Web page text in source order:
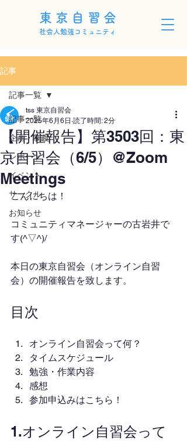
東京自習会
社会人勉強コミュニティ
記事
記事一覧
企画・制度
レポート
イベント
サークル
お知らせ
記事一覧
【開催報告】第3503回：東
京自習会（6/5）@Zoom
Meetings
tss 東京自習会
2025年6月6日 読了時間: 2分
こんにちは！
コミュニティマネージャーの古岩井で
す(^▽^)/
本日の東京自習会（オンライン自習
会）の開催報告を致します。
目次
オンライン自習会って何？
タイムスケジュール
勉強・作業内容
感想
参加申込みはこちら！
1.オンライン自習会って